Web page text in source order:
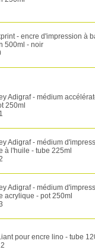
- encre d'impression à
500ml - noir
Adigraf - médium
250ml
Adigraf - médium
à l'huile - tube 225ml
Adigraf - médium
acrylique - pot 250ml
pour encre lino - tube